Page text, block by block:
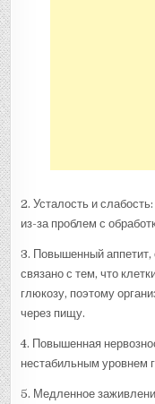
2. Усталость и
из-за проблем с
3. Повышенный аппетит,
связано с тем, что
глюкозу, поэтому
через пищу.
4. Повышенная
нестабильным уровнем
5. Медленное